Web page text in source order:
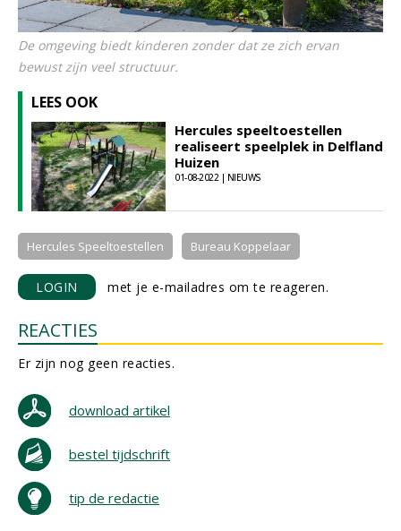
De omgeving biedt kinderen zonder dat ze zich ervan
bewust zijn veel structuur.
LEES OOK
Hercules speeltoestellen
realiseert speelplek in Delfland
Huizen
01-08-2022 | NIEUWS
Hercules Speeltoestellen Bureau Koppelaar
LOGIN met je e-mailadres om te reageren.
REACTIES
Er zijn nog geen reacties.
download artikel
bestel tijdschrift
tip de redactie